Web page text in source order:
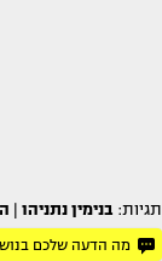
תגיות: בנימין נתניהו
מה הדעה שלכם